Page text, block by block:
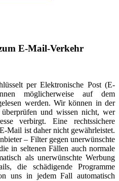
E-Mail-Verkehr
per Elektronische Post (E-
möglicherweise auf dem
werden. Wir können in der
und wissen nicht, wer
verbirgt. Eine rechtssichere
Mail ist daher nicht gewährleistet.
– Filter gegen unerwünschte
in seltenen Fällen auch normale
als unerwünschte Werbung
die schädigende Programme
uns in jedem Fall automatisch